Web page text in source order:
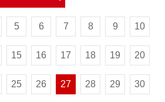
5 6 7 8 9 10
15 16 17 18 19 20
25 26 27 28 29 30